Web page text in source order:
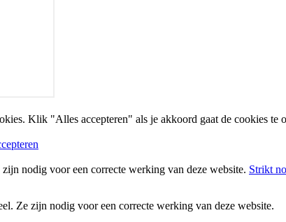
Klik "Alles accepteren" als je akkoord gaat de cookies
nodig voor een correcte werking van deze website. Strikt
Ze zijn nodig voor een correcte werking van deze website.